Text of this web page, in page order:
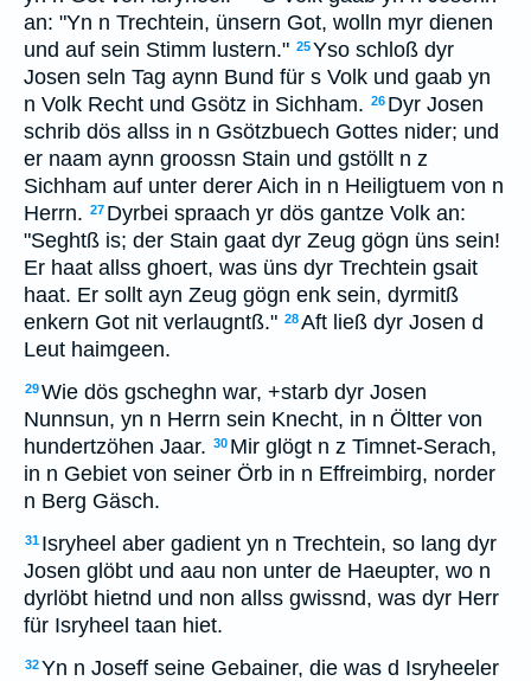
an: "Yn n Trechtein, ünsern Got, wolln myr dienen
und auf sein Stimm lustern." 25Yso schloß dyr
Josen seln Tag aynn Bund für s Volk und gaab yn
n Volk Recht und Gsötz in Sichham. 26 Dyr Josen
schrib dös allss in n Gsötzbuech Gottes nider; und
er naam aynn groossn Stain und gstöllt n z
Sichham auf unter derer Aich in n Heiligtuem von n
Herrn. 27 Dyrbei spraach yr dös gantze Volk an:
"Seghtß is; der Stain gaat dyr Zeug gögn üns sein!
Er haat allss ghoert, was üns dyr Trechtein gsait
haat. Er sollt ayn Zeug gögn enk sein, dyrmitß
enkern Got nit verlaugntß." 28Aft ließ dyr Josen d
Leut haimgeen.
29Wie dös gscheghn war, +starb dyr Josen
Nunnsun, yn n Herrn sein Knecht, in n Öltter von
hundertzöhen Jaar. 30 Mir glögt n z Timnet-Serach,
in n Gebiet von seiner Örb in n Effreimbirg, norder
n Berg Gäsch.
31 Isryheel aber gadient yn n Trechtein, so lang dyr
Josen glöbt und aau non unter de Haeupter, wo n
dyrlöbt hietnd und non allss gwissnd, was dyr Herr
für Isryheel taan hiet.
32Yn n Joseff seine Gebainer, die was d Isryheeler